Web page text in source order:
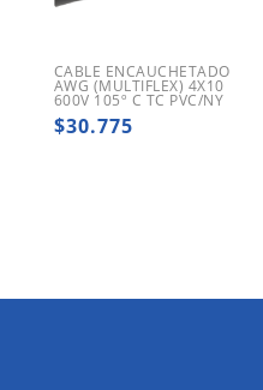
CABLE ENCAUCHETADO
AWG (MULTIFLEX) 4X10
600V 105º C TC PVC/NY
$30.775